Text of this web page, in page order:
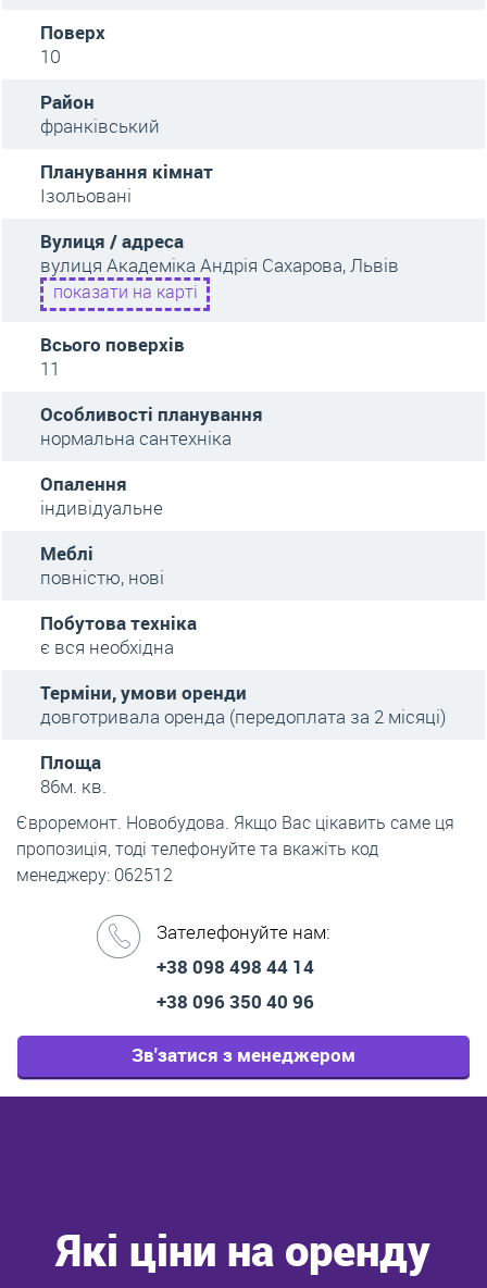
Поверх
10
Район
франківський
Планування кімнат
Ізольовані
Вулиця / адреса
вулиця Академіка Андрія Сахарова, Львів
показати на карті
Всього поверхів
11
Особливості планування
нормальна сантехніка
Опалення
індивідуальне
Меблі
повністю, нові
Побутова техніка
є вся необхідна
Терміни, умови оренди
довготривала оренда (передоплата за 2 місяці)
Площа
86м. кв.
Євроремонт. Новобудова. Якщо Вас цікавить саме ця
пропозиція, тоді телефонуйте та вкажіть код
менеджеру: 062512
Зателефонуйте нам:
+38 098 498 44 14
+38 096 350 40 96
Зв'затися з менеджером
Які ціни на оренду